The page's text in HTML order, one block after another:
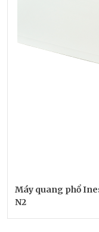
Máy quang phổ
N2